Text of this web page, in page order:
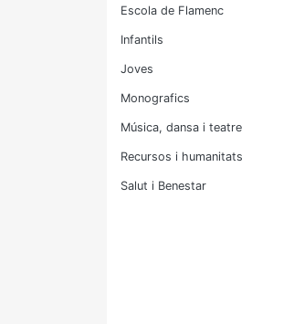
Escola de Flamenc
Infantils
Joves
Monografics
Música, dansa i teatre
Recursos i humanitats
Salut i Benestar